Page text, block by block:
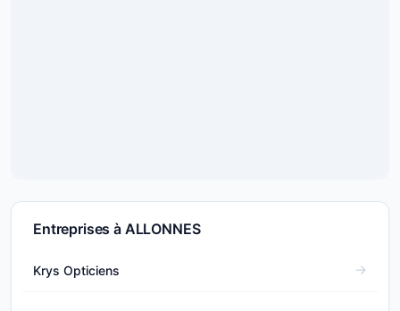
Entreprises à ALLONNES
Krys Opticiens